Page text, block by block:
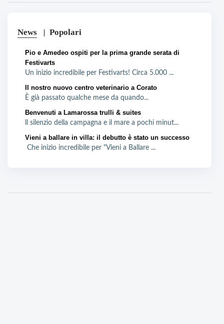
News Popolari
Pio e Amedeo ospiti per la prima grande serata di
Festivarts
Un inizio incredibile per Festivarts! Circa 5.000 ...
Il nostro nuovo centro veterinario a Corato
È già passato qualche mese da quando...
Benvenuti a Lamarossa trulli & suites
ll silenzio della campagna e il mare a pochi minut...
Vieni a ballare in villa: il debutto è stato un successo
Che inizio incredibile per "Vieni a Ballare ...